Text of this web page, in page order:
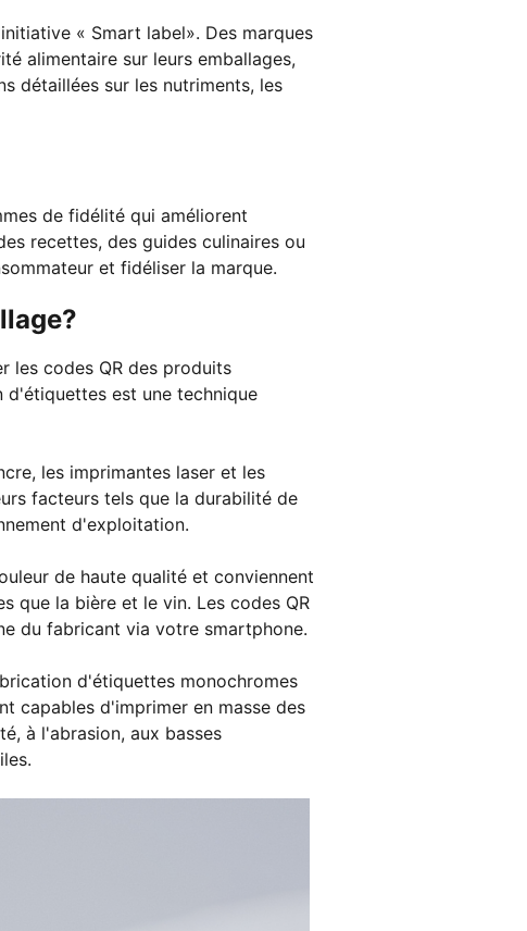
« Smart label». Des marques
alimentaire sur leurs emballages,
détaillées sur les nutriments, les
de fidélité qui améliorent
recettes, des guides culinaires ou
et fidéliser la marque.
les codes QR des produits
d'étiquettes est une technique
les imprimantes laser et les
facteurs tels que la durabilité de
d'exploitation.
de haute qualité et conviennent
que la bière et le vin. Les codes QR
du fabricant via votre smartphone.
d'étiquettes monochromes
capables d'imprimer en masse des
à l'abrasion, aux basses